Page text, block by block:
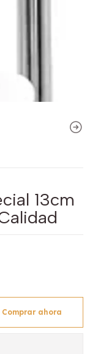
13cm
Comprar ahora